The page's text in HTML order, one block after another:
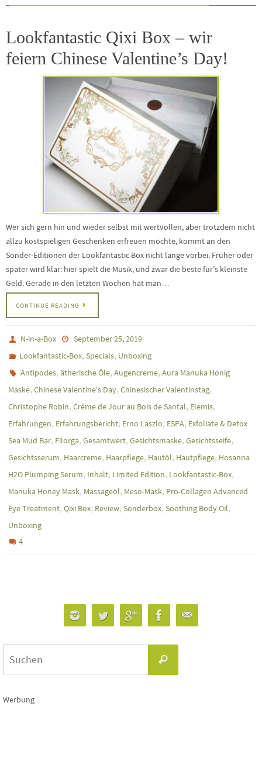
Lookfantastic Qixi Box – wir
feiern Chinese Valentine’s Day!
Wer sich gern hin und wieder selbst mit wertvollen, aber trotzdem nicht
allzu kostspieligen Geschenken erfreuen möchte, kommt an den
Sonder-Editionen der Lookfantastic Box nicht lange vorbei. Früher oder
später wird klar: hier spielt die Musik, und zwar die beste für’s kleinste
Geld. Gerade in den letzten Wochen hat man…
CONTINUE READING
N-in-a-Box
September 25, 2019
Lookfantastic-Box,Specials, Unboxing
Antipodes, ätherische Öle,Augencreme,Aura Manuka Honig
Maske, Chinese Valentine's Day, Chinesischer Valentinstag,
Christophe Robin, Crème de Jour au Bois de Santal, Elemis,
Erfahrungen, Erfahrungsbericht, Erno Laszlo, ESPA, Exfoliate & Detox
Sea Mud Bar, Filorga, Gesamtwert, Gesichtsmaske, Gesichtsseife,
Gesichtsserum, Haarcreme, Haarpflege, Hautöl, Hautpflege, Hosanna
H2O Plumping Serum, Inhalt, Limited Edition, Lookfantastic-Box,
Manuka Honey Mask, Massageöl, Meso-Mask, Pro-Collagen Advanced
Eye Treatment, Qixi Box, Review, Sonderbox, Soothing Body Oil,
Unboxing
4
Suchen
Werbung